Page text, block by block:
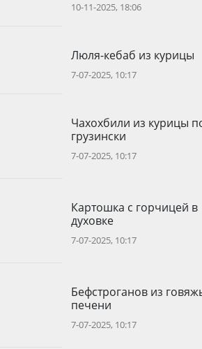
10-11-2025, 18:06
Люля-кебаб из курицы
7-07-2025, 10:17
Чахохбили из курицы
грузински
7-07-2025, 10:17
Картошка с горчицей в
духовке
7-07-2025, 10:17
Бефстроганов из
печени
7-07-2025, 10:17